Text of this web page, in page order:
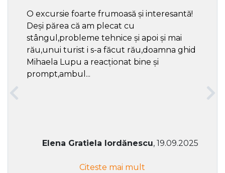
O excursie foarte frumoasă și interesantă!
Deși părea că am plecat cu
stângul,probleme tehnice și apoi și mai
rău,unui turist i s-a făcut rău,doamna ghid
Mihaela Lupu a reacționat bine și
prompt,ambul...
Elena Gratiela Iordănescu, 19.09.2025
Citeste mai mult